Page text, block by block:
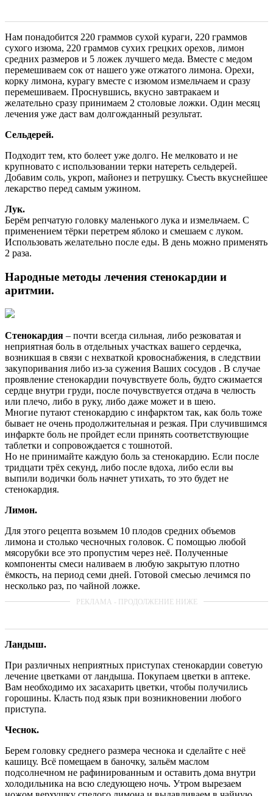
Нам понадобится 220 граммов сухой кураги, 220 граммов
сухого изюма, 220 граммов сухих грецких орехов, лимон
средних размеров и 5 ложек лучшего меда. Вместе с медом
перемешиваем сок от нашего уже отжатого лимона. Орехи,
корку лимона, курагу вместе с изюмом измельчаем и сразу
перемешиваем. Проснувшись, вкусно завтракаем и
желательно сразу принимаем 2 столовые ложки. Один месяц
лечения уже даст вам долгожданный результат.
Сельдерей.
Подходит тем, кто болеет уже долго. Не мелковато и не
крупновато с использовании терки натереть сельдерей.
Добавим соль, укроп, майонез и петрушку. Съесть вкуснейшее
лекарство перед самым ужином.
Лук.
Берём репчатую головку маленького лука и измельчаем. С
применением тёрки перетрем яблоко и смешаем с луком.
Использовать желательно после еды. В день можно применять
2 раза.
Народные методы лечения стенокардии и
аритмии.
Стенокардия – почти всегда сильная, либо резковатая и
неприятная боль в отдельных участках вашего сердечка,
возникшая в связи с нехваткой кровоснабжения, в следствии
закупоривания либо из-за сужения Ваших сосудов . В случае
проявление стенокардии почувствуете боль, будто сжимается
сердце внутри груди, после почувствуется отдача в челюсть
или плечо, либо в руку, либо даже может и в шею.
Многие путают стенокардию с инфарктом так, как боль тоже
бывает не очень продолжительная и резкая. При случившимся
инфаркте боль не пройдет если принять соответствующие
таблетки и сопровождается с тошнотой.
Но не принимайте каждую боль за стенокардию. Если после
тридцати трёх секунд, либо после вдоха, либо если вы
выпили водички боль начнет утихать, то это будет не
стенокардия.
Лимон.
Для этого рецепта возьмем 10 плодов средних объемов
лимона и столько чесночных головок. С помощью любой
мясорубки все это пропустим через неё. Полученные
компоненты смеси наливаем в любую закрытую плотно
ёмкость, на период семи дней. Готовой смесью лечимся по
несколько раз, по чайной ложке.
Ландыш.
При различных неприятных приступах стенокардии советую
лечение цветками от ландыша. Покупаем цветки в аптеке.
Вам необходимо их засахарить цветки, чтобы получились
горошины. Класть под язык при возникновении любого
приступа.
Чеснок.
Берем головку среднего размера чеснока и сделайте с неё
кашицу. Всё помещаем в баночку, зальём маслом
подсолнечном не рафинированным и оставить дома внутри
холодильника на всю следующею ночь. Утром вырезаем